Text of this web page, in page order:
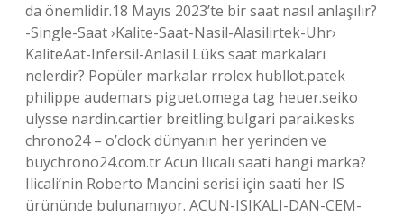
da önemlidir.18 Mayıs 2023’te bir saat nasıl anlaşılır?
-Single-Saat ›Kalite-Saat-Nasil-Alasilirtek-Uhr›
KaliteAat-Infersil-Anlasil Lüks saat markaları
nelerdir? Popüler markalar rrolex hubllot.patek
philippe audemars piguet.omega tag heuer.seiko
ulysse nardin.cartier breitling.bulgari parai.kesks
chrono24 – o’clock dünyanın her yerinden ve
buychrono24.com.tr Acun Ilıcalı saati hangi marka?
Ilicali’nin Roberto Mancini serisi için saati her IS
ürününde bulunamıyor. ACUN-ISIKALI-DAN-CEM-